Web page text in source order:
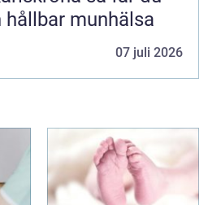
hållbar munhälsa
07 juli 2026